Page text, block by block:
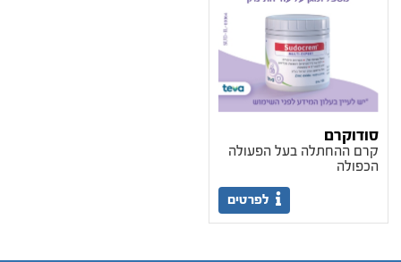
סודוקרם
קרם ההחתלה בעל הפעולה
הכפולה
לפרטים